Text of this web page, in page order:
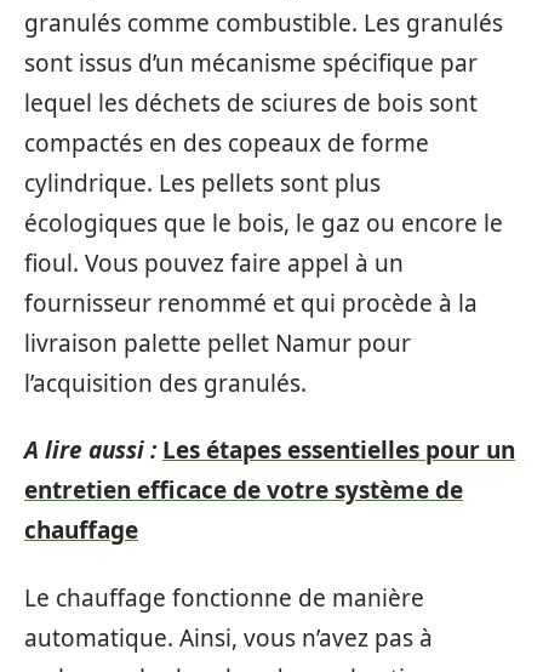
granulés comme combustible. Les granulés
sont issus d’un mécanisme spécifique par
lequel les déchets de sciures de bois sont
compactés en des copeaux de forme
cylindrique. Les pellets sont plus
écologiques que le bois, le gaz ou encore le
fioul. Vous pouvez faire appel à un
fournisseur renommé et qui procède à la
livraison palette pellet Namur pour
l’acquisition des granulés.
A lire aussi : Les étapes essentielles pour un
entretien efficace de votre système de
chauffage
Le chauffage fonctionne de manière
automatique. Ainsi, vous n’avez pas à